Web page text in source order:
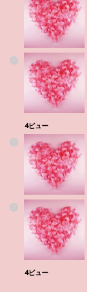
4ビュー
4ビュー